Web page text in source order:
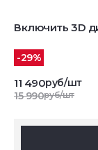
Включить 3D
-29%
11 490руб/шт
15 990руб/шт